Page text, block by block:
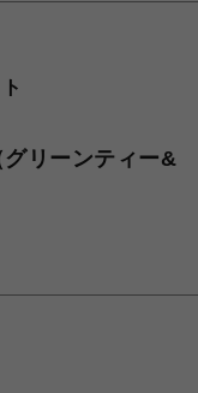
リーンティー&